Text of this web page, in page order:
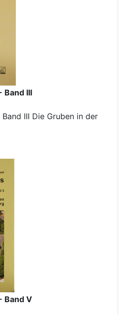
Band III
III Die Gruben in der
Band V